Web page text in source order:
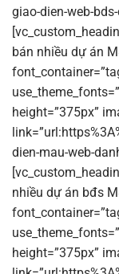
giao-dien-web-
bán nhiều dự án
height=”375px”
dien-mau-web-
nhiều dự án bđs
height=”375px”